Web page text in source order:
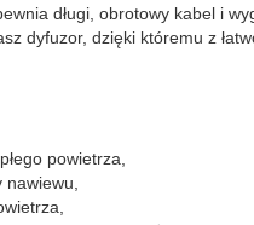
długi, obrotowy kabel i
dyfuzor, dzięki któremu z
powietrza,
nawiewu,